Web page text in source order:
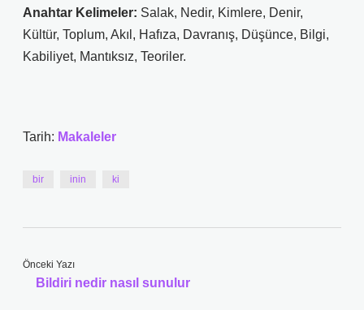
Anahtar Kelimeler: Salak, Nedir, Kimlere, Denir,
Kültür, Toplum, Akıl, Hafıza, Davranış, Düşünce, Bilgi,
Kabiliyet, Mantıksız, Teoriler.
Tarih: Makaleler
bir inin ki
Önceki Yazı
Bildiri nedir nasıl sunulur